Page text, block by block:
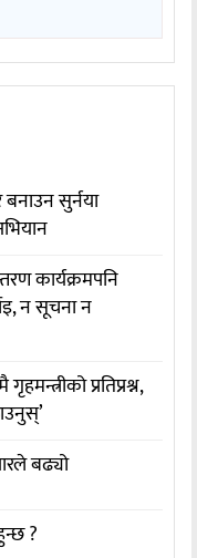
बनाउन सुर्नया
कार्यक्रमपनि
न सूचना न
प्रतिप्रश्न,
बढ्यो
?